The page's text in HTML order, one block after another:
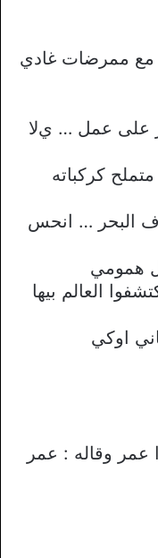
ممرضات غادي
على عمل … يﻻ
كركباته
ف البحر … انحس
همومي
العالم بيها
اوكي
وقاله : عمر